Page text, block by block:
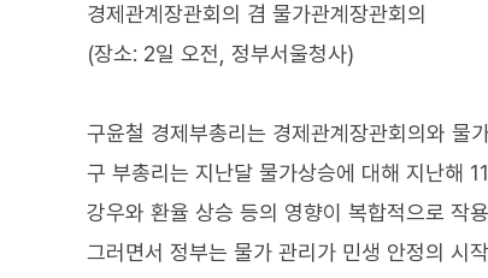
경제관계장관회의 겸 물가관계장관회의
(장소: 2일 오전, 정부서울청사)
구윤철 경제부총리는 경제관계장관회의와 물
구 부총리는 지난달 물가상승에 대해 지난해
강우와 환율 상승 등의 영향이 복합적으로 작
그러면서 정부는 물가 관리가 민생 안정의 시